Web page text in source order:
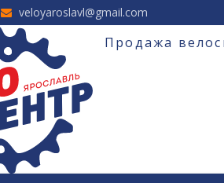
veloyaroslavl@gmail.com
Продажа